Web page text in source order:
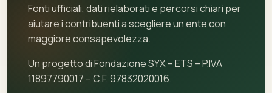
Fonti ufficiali, dati rielaborati e percorsi chiari per
aiutare i contribuenti a scegliere un ente con
maggiore consapevolezza.
Un progetto diFondazione SYX – ETS – P.IVA
11897790017 – C.F. 97832020016.